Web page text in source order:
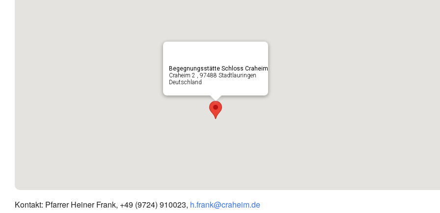
Begegnungsstätte Schloss Craheim
Craheim 2 , 97488 Stadtlauringen
Deutschland
Kontakt: Pfarrer Heiner Frank, +49 (9724) 910023, h.frank@craheim.de